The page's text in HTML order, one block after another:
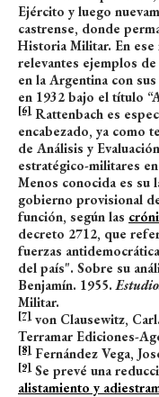
Ejército y luego
castrense, donde
Historia Militar. En
relevantes ejemplos
en la Argentina con
en 1932 bajo el título
[6] Rattenbach es
encabezado, ya como
de Análisis y
estratégico-militares
Menos conocida es su
gobierno provisional
función, según las
decreto 2712, que
fuerzas
del país". Sobre su
Benjamín. 1955.
Militar.
[7] von Clausewitz,
Terramar Ediciones-
[8] Fernández Vega,
[9] Se prevé una
alistamiento y